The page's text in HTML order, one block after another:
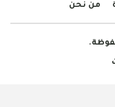
من نحن